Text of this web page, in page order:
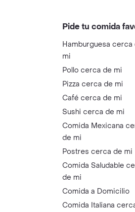
Pide tu comida
Hamburguesa cerca
mi
Pollo cerca de mi
Pizza cerca de mi
Café cerca de mi
Sushi cerca de mi
Comida Mexicana
de mi
Postres cerca de mi
Comida Saludable
de mi
Comida a Domicilio
Comida Italiana